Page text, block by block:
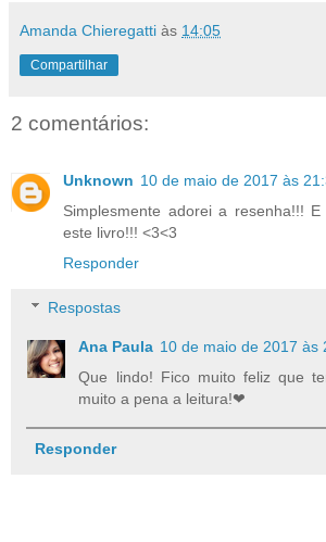
Amanda Chieregatti às 14:05
Compartilhar
2 comentários:
Unknown 10 de maio de 2017 às
Simplesmente adorei a resenha!!!
este livro!!! <3<3
Responder
Respostas
Ana Paula 10 de maio de 2017 às
Que lindo! Fico muito feliz que
muito a pena a leitura!❤
Responder